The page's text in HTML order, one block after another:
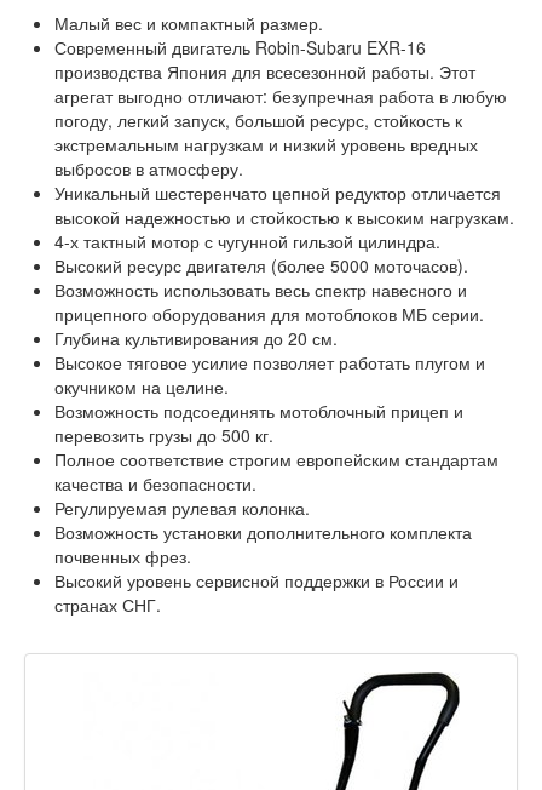
Малый вес и компактный размер.
Современный двигатель Robin-Subaru EXR-16
производства Япония для всесезонной работы. Этот
агрегат выгодно отличают: безупречная работа в любую
погоду, легкий запуск, большой ресурс, стойкость к
экстремальным нагрузкам и низкий уровень вредных
выбросов в атмосферу.
Уникальный шестеренчато цепной редуктор отличается
высокой надежностью и стойкостью к высоким нагрузкам.
4-х тактный мотор с чугунной гильзой цилиндра.
Высокий ресурс двигателя (более 5000 моточасов).
Возможность использовать весь спектр навесного и
прицепного оборудования для мотоблоков МБ серии.
Глубина культивирования до 20 см.
Высокое тяговое усилие позволяет работать плугом и
окучником на целине.
Возможность подсоединять мотоблочный прицеп и
перевозить грузы до 500 кг.
Полное соответствие строгим европейским стандартам
качества и безопасности.
Регулируемая рулевая колонка.
Возможность установки дополнительного комплекта
почвенных фрез.
Высокий уровень сервисной поддержки в России и
странах СНГ.